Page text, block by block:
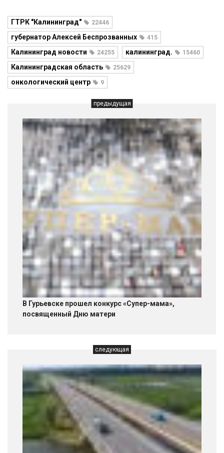
ГТРК "Калининград" 22446
губернатор Алексей Беспрозванных 415
Калининград новости 24255 калининград. 15460
Калининградская область 25629
онкологический центр 9
предыдущая
В Гурьевске прошел конкурс «Супер-мама»,
посвященный Дню матери
следующая